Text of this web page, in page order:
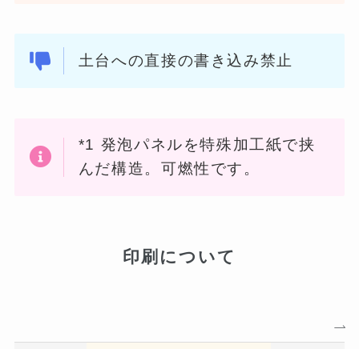
土台への直接の書き込み禁止
*1 発泡パネルを特殊加工紙で挟
んだ構造。可燃性です。
印刷について